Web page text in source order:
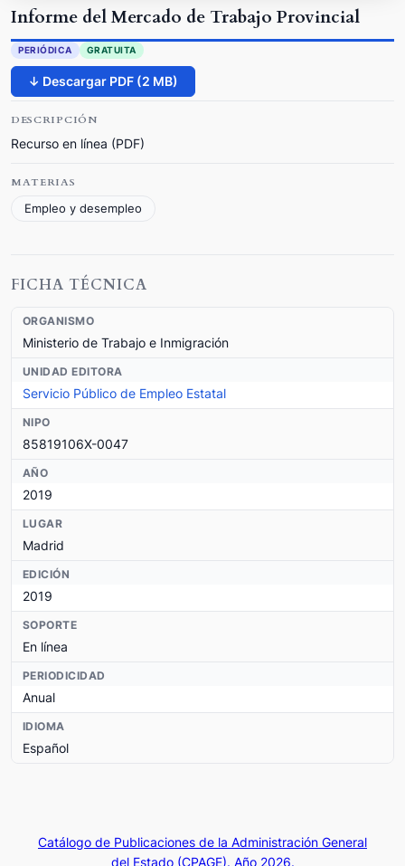
Informe del Mercado de Trabajo Provincial
PERIÓDICA GRATUITA
↓ Descargar PDF (2 MB)
DESCRIPCIÓN
Recurso en línea (PDF)
MATERIAS
Empleo y desempleo
FICHA TÉCNICA
ORGANISMO
Ministerio de Trabajo e Inmigración
UNIDAD EDITORA
Servicio Público de Empleo Estatal
NIPO
85819106X-0047
AÑO
2019
LUGAR
Madrid
EDICIÓN
2019
SOPORTE
En línea
PERIODICIDAD
Anual
IDIOMA
Español
Catálogo de Publicaciones de la Administración General
del Estado (CPAGE). Año 2026.